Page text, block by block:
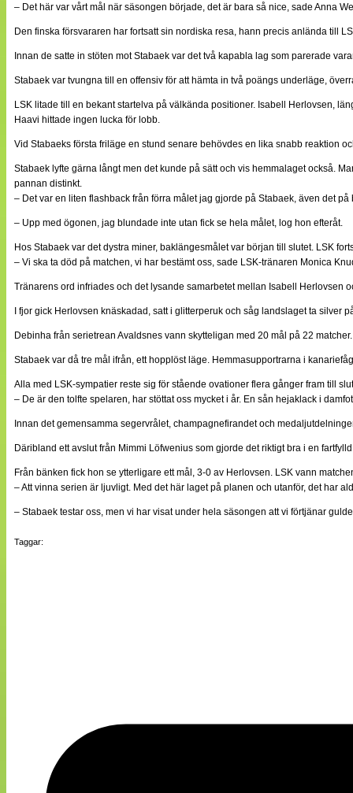
– Det här var vårt mål när säsongen började, det är bara så nice, sade Anna
Den finska försvararen har fortsatt sin nordiska resa, hann precis anlända till
Innan de satte in stöten mot Stabaek var det två kapabla lag som parerade
Stabaek var tvungna till en offensiv för att hämta in två poängs underläge,
LSK litade till en bekant startelva på välkända positioner. Isabell Herlovsen,
Haavi hittade ingen lucka för lobb.
Vid Stabaeks första friläge en stund senare behövdes en lika snabb reaktion
Stabaek lyfte gärna långt men det kunde på sätt och vis hemmalaget också.
pannan distinkt.
– Det var en liten flashback från förra målet jag gjorde på Stabaek, även det
– Upp med ögonen, jag blundade inte utan fick se hela målet, log hon efteråt.
Hos Stabaek var det dystra miner, baklängesmålet var början till slutet. LSK
– Vi ska ta död på matchen, vi har bestämt oss, sade LSK-tränaren Monica
Tränarens ord infriades och det lysande samarbetet mellan Isabell Herlovsen
I fjor gick Herlovsen knäskadad, satt i glitterperuk och såg landslaget ta
Debinha från serietrean Avaldsnes vann skytteligan med 20 mål på 22
Stabaek var då tre mål ifrån, ett hopplöst läge. Hemmasupportrarna i
Alla med LSK-sympatier reste sig för stående ovationer flera gånger fram till
– De är den tolfte spelaren, har stöttat oss mycket i år. En sån hejaklack i
Innan det gemensamma segervrålet, champagnefirandet och
Däribland ett avslut från Mimmi Löfwenius som gjorde det riktigt bra i en
Från bänken fick hon se ytterligare ett mål, 3-0 av Herlovsen. LSK vann
– Att vinna serien är ljuvligt. Med det här laget på planen och utanför, det har
– Stabaek testar oss, men vi har visat under hela säsongen att vi förtjänar
Taggar: